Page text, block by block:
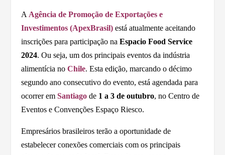
A Agência de Promoção de Exportações e
Investimentos (ApexBrasil) está atualmente aceitando
inscrições para participação naEspacio Food Service
2024. Ou seja, um dos principais eventos da indústria
alimentícia noChile. Esta edição, marcando o décimo
segundo ano consecutivo do evento, está agendada para
ocorrer emSantiago de 1 a 3 de outubro, no Centro de
Eventos e Convenções Espaço Riesco.
Empresários brasileiros terão a oportunidade de
estabelecer conexões comerciais com os principais